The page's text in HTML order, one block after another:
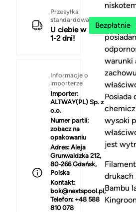
Przesyłka
standardowa
U ciebie w
1-2 dni!
Bezpłatnie
Informacje o
importerze
Importer:
ALTWAY(PL) Sp. z
o.o.
Numer partii:
zobacz na
opakowaniu
Adres: Aleja
Grunwaldzka 212,
80-266 Gdańsk,
Polska
Kontakt:
bok@nextspool.pl,
Telefon: +48 588
810 078
ASA
warunki
Posiada
wysoki
jest
drukach
Bambu